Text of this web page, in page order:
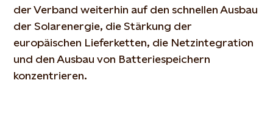
der Verband weiterhin auf den schnellen Ausbau
der Solarenergie, die Stärkung der
europäischen Lieferketten, die Netzintegration
und den Ausbau von Batteriespeichern
konzentrieren.